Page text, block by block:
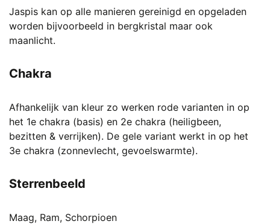
Jaspis kan op alle manieren gereinigd en opgeladen
worden bijvoorbeeld in bergkristal maar ook
maanlicht.
Chakra
Afhankelijk van kleur zo werken rode varianten in op
het 1e chakra (basis) en 2e chakra (heiligbeen,
bezitten & verrijken). De gele variant werkt in op het
3e chakra (zonnevlecht, gevoelswarmte).
Sterrenbeeld
Maag, Ram, Schorpioen